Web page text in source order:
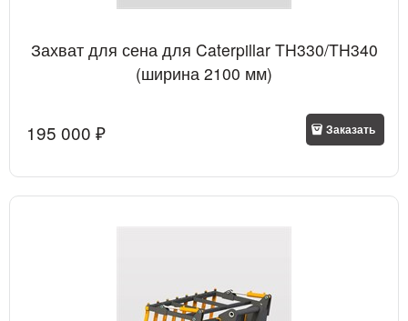
Захват для сена для Caterpillar TH330/TH340
(ширина 2100 мм)
195 000 ₽ Заказать